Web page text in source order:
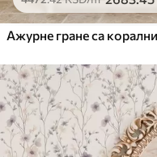
6333.33 .00 RSD /m²